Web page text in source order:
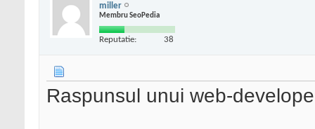
miller
Membru SeoPedia
Reputatie: 38
Raspunsul unui web-